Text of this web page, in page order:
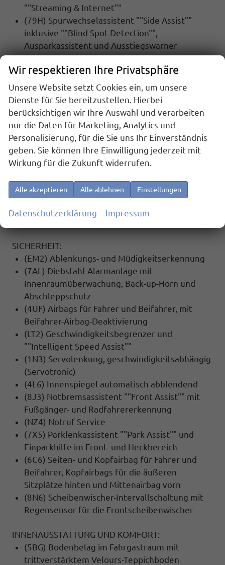
""Streaming & Internet""
(79H) Spurwechselassistent ""Side Assist""
inklusive ""Blind Spot Detection"",
Ausparkassistent und Ausstiegswarner
(4K5) Zentralverriegelung mit schlüssellosem
Schließ- und Startsystem ""Keyless Advanced""
ohne Safesicherung
(4A3) Sitzheizung für Vordersitze
(QR9) Verkehrszeichenerkennung
(KA2) Rückfahrkamera
MULTIMEDIA UND KOMMUNIKATION:
(U9G) 2 USB-C-Schnittstellen vorn
(QV3) DAB+ Digitaler Radioempfang
(9WJ) App-Connect inklusive App-Connect
Wireless für Apple CarPlay und Android Auto
(9IJ) Mobiltelefon-Schnittstelle ""Comfort""
mit induktiver Ladefunktion
SICHERHEIT:
(EM2) Ablenkungs- und Müdigkeitserkennung
(7AL) Diebstahl-Alarmanlage mit
Innenraumüberwachung, Back-up-Horn und
Abschleppschutz
(4UF) Airbags für Fahrer und Beifahrer, mit
Beifahrer-Airbag-Deaktivierung
(LT2) Geschwindigkeitsbegrenzer und
""Intelligent Speed Assist""
(1N3) Servolenkung, geschwindigkeitsabhängig
(Servotronic)
(4L6) Innenspiegel automatisch abblendend
(8J3) Notbremsassistent ""Front Assist"" mit
Fußgänger- und Radfahrererkennung
(NZ4) Notruf Service
(7X5) Parklenkassistent ""Park Assist"" und
Einparkhilfe im Front- und Heckbereich
(6C6) Seiten- und Kopfairbag für Fahrer und
Beifahrer, Kopfairbags für die äußeren
Sitzplätze hinten und Mittenairbag vorn
(8N6) Scheibenwischer-Intervallschaltung mit
Regensensor für die Frontscheibenwischer
INNENAUSSTATTUNG UND KOMFORT:
(5BG) Bodenbelag im Fahrgastraum mit
trittverstärktem Velours-Teppichboden
Wir respektieren Ihre Privatsphäre
Unsere Website setzt Cookies ein, um unsere
Dienste für Sie bereitzustellen. Hierbei
berücksichtigen wir Ihre Auswahl und verarbeiten
nur die Daten für Marketing, Analytics und
Personalisierung, für die Sie uns Ihr Einverständnis
geben. Sie können Ihre Einwilligung jederzeit mit
Wirkung für die Zukunft widerrufen.
Alle akzeptieren Alle ablehnen Einstellungen
Datenschutzerklärung Impressum